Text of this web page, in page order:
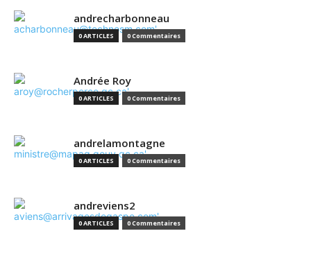
andrecharbonneau
0 ARTICLES 0 Commentaires
Andrée Roy
0 ARTICLES 0 Commentaires
andrelamontagne
0 ARTICLES 0 Commentaires
andreviens2
0 ARTICLES 0 Commentaires